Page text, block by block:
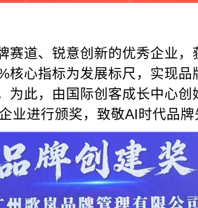
赛道、锐意创新的优秀企业，
核心指标为发展标尺，实现
为此，由国际创客成长中心
业进行颁奖，致敬AI时代品